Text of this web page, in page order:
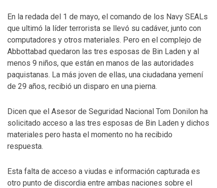
En la redada del 1 de mayo, el comando de los Navy SEALs
que ultimó la líder terrorista se llevó su cadáver, junto con
computadores y otros materiales. Pero en el complejo de
Abbottabad quedaron las tres esposas de Bin Laden y al
menos 9 niños, que están en manos de las autoridades
paquistanas. La más joven de ellas, una ciudadana yemení
de 29 años, recibió un disparo en una pierna.
Dicen que el Asesor de Seguridad Nacional Tom Donilon ha
solicitado acceso a las tres esposas de Bin Laden y dichos
materiales pero hasta el momento no ha recibido
respuesta.
Esta falta de acceso a viudas e información capturada es
otro punto de discordia entre ambas naciones sobre el